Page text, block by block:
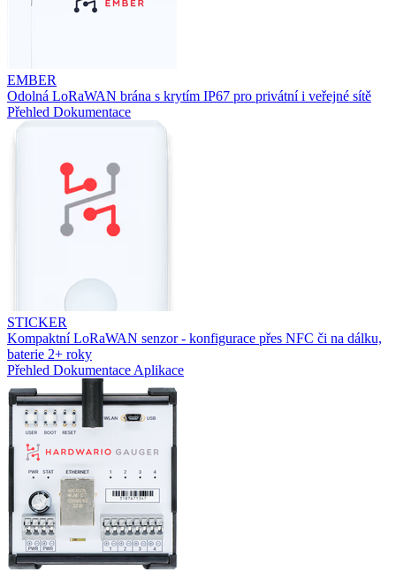
EMBER
Odolná LoRaWAN brána s krytím IP67 pro privátní i veřejné sítě
Přehled Dokumentace
STICKER
Kompaktní LoRaWAN senzor - konfigurace přes NFC či na dálku,
baterie 2+ roky
Přehled Dokumentace Aplikace